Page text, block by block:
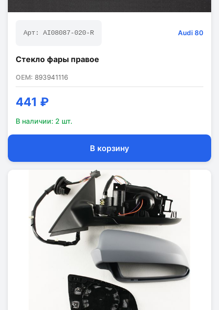
Арт: AI08087-020-R Audi 80
Стекло фары правое
OEM: 893941116
441 ₽
В наличии: 2 шт.
В корзину